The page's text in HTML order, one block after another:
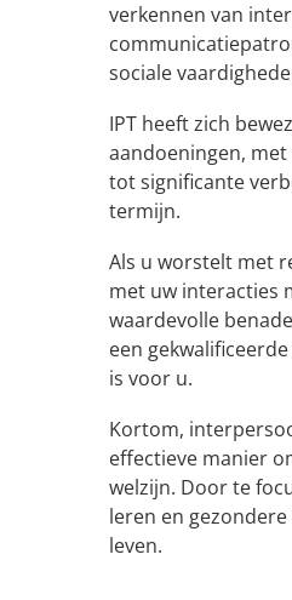
verkennen van
sociale
IPT heeft zich
aandoeningen,
tot significante
termijn.
Als u worstelt met
met uw interacties
waardevolle
een
is voor u.
Kortom,
effectieve manier
welzijn. Door te
leren en
leven.